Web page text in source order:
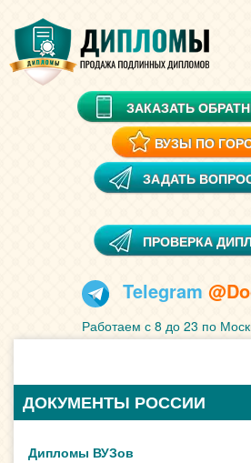
ЗАКАЗАТЬ
ВУЗЫ ПО
ЗАДАТЬ
ПРОВЕРКА
Telegram
Работаем с 8 до 23 по
ДОКУМЕНТЫ РОССИИ
Дипломы ВУЗов